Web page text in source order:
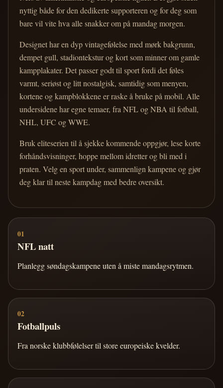
nyttig både for den dedikerte supporteren og for deg som
bare vil vite hva alle snakker om på mandag morgen.
Designet har en dyp vintagefølelse med mørk bakgrunn,
dempet gull, stadiontekstur og kort som minner om gamle
kampplakater. Det passer godt til sport fordi det føles
varmt, seriøst og litt nostalgisk, samtidig som menyen,
kortene og kampblokkene er raske å bruke på mobil. Alle
undersidene har egne temaer, fra NFL og NBA til fotball,
NHL, UFC og WWE.
Bruk eliteserien til å sjekke kommende oppgjør, lese korte
forhåndsvisninger, hoppe mellom idretter og bli med i
praten. Velg en sport under, sammenlign kampene og gjør
deg klar til neste kampdag med bedre oversikt.
01
NFL natt
Planlegg søndagskampene uten å miste mandagsrytmen.
02
Fotballpuls
Fra norske klubbfølelser til store europeiske kvelder.